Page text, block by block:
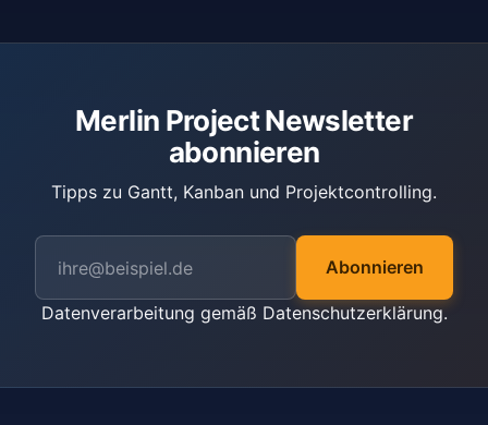
Merlin Project Newsletter
abonnieren
Tipps zu Gantt, Kanban und Projektcontrolling.
Abonnieren
Datenverarbeitung gemäß Datenschutzerklärung.